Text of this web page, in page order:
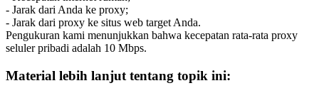
- Jarak dari Anda ke proxy;
- Jarak dari proxy ke situs web target Anda.
Pengukuran kami menunjukkan bahwa kecepatan rata-rata proxy
seluler pribadi adalah 10 Mbps.
Material lebih lanjut tentang topik ini: